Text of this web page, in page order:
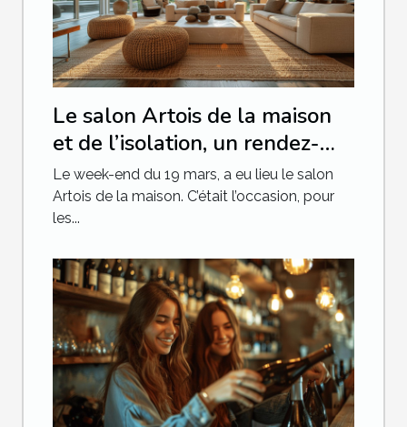
Le salon Artois de la maison
et de l’isolation, un rendez-
vous qu’il ne fallait pas
manquer
Le week-end du 19 mars, a eu lieu le salon
Artois de la maison. C’était l’occasion, pour
les...